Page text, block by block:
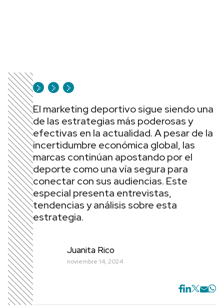
El marketing deportivo sigue siendo una
de las estrategias más poderosas y
efectivas en la actualidad. A pesar de la
incertidumbre económica global, las
marcas continúan apostando por el
deporte como una vía segura para
conectar con sus audiencias. Este
especial presenta entrevistas,
tendencias y análisis sobre esta
estrategia.
Juanita Rico
noviembre 14, 2024